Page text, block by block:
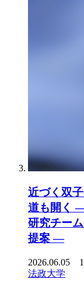
近づく双
道も開く
研究チー
提案 ―
2026.06.05
法政大学